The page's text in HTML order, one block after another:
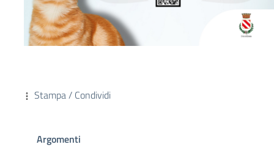
Stampa / Condividi
Argomenti